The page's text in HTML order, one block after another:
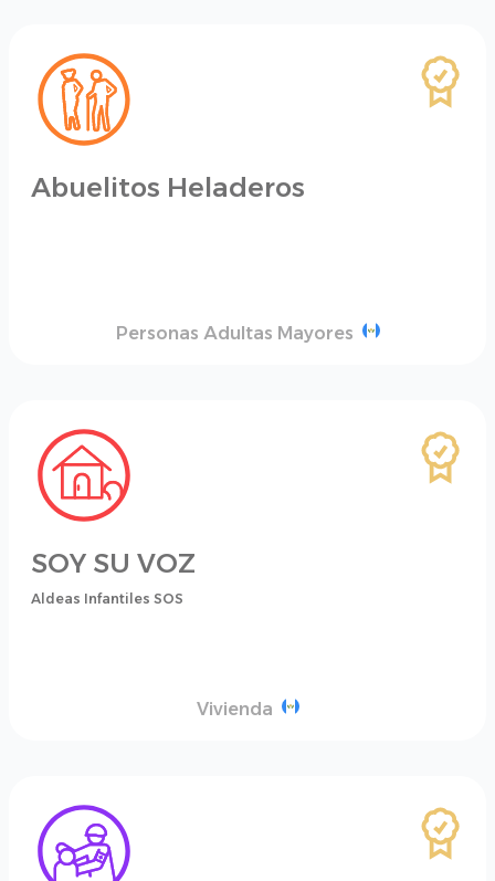
Abuelitos Heladeros
Personas Adultas Mayores
SOY SU VOZ
Aldeas Infantiles SOS
Vivienda